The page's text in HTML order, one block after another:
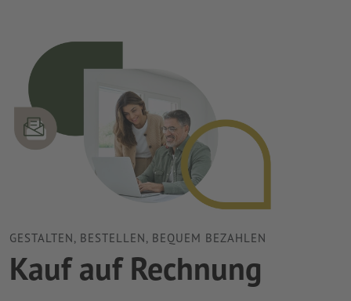
GESTALTEN, BESTELLEN, BEQUEM BEZAHLEN
Kauf auf Rechnung